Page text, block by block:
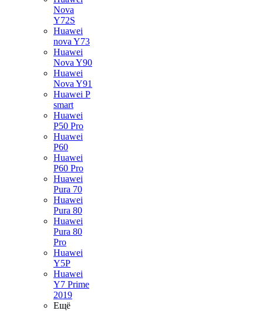
Nova
Y72S
Huawei
nova Y73
Huawei
Nova Y90
Huawei
Nova Y91
Huawei P
smart
Huawei
P50 Pro
Huawei
P60
Huawei
P60 Pro
Huawei
Pura 70
Huawei
Pura 80
Huawei
Pura 80
Pro
Huawei
Y5P
Huawei
Y7 Prime
2019
Ещё